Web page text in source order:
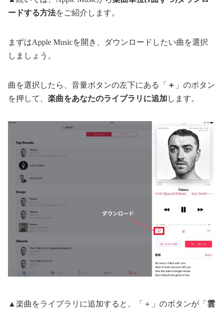
ードする方法をご紹介します。
まずはApple Musicを開き、ダウンロードしたい曲を選択
しましょう。
曲を選択したら、音量ボタンの左下にある「 ＋ 」のボタン
を押して、 楽曲をあなたのライブラリに追加 します。
▲楽曲をライブラリに追加すると、「＋」のボタンが「 雲